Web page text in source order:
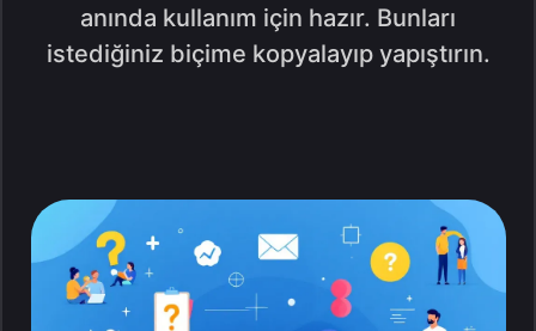
anında kullanım için hazır. Bunları
istediğiniz biçime kopyalayıp yapıştırın.